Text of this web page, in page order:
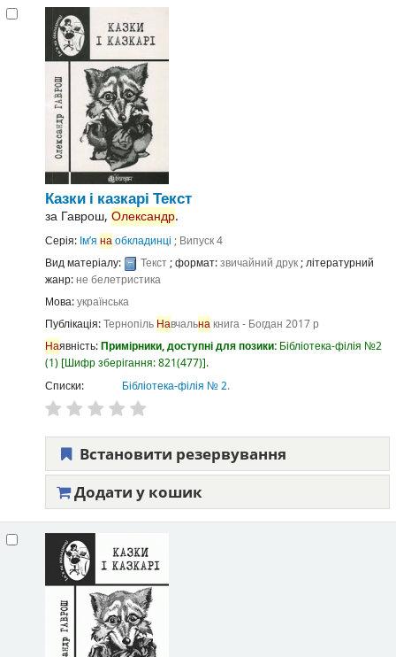
Казки і казкарі Текст
за Гаврош, Олександр.
Серія: Ім’я наобкладинці ; Випуск 4
Вид матеріалу:
Текст; формат:звичайний друк; літературний
жанр:не белетристика
Мова:українська
Публікація:Тернопіль Навчальнакнига - Богдан 2017 р
Наявність:Примірники, доступні для позики: Бібліотека-філія №2
(1) Шифр зберігання:821(477) .
Списки:
Бібліотека-філія № 2.
Встановити резервування
Додати у кошик